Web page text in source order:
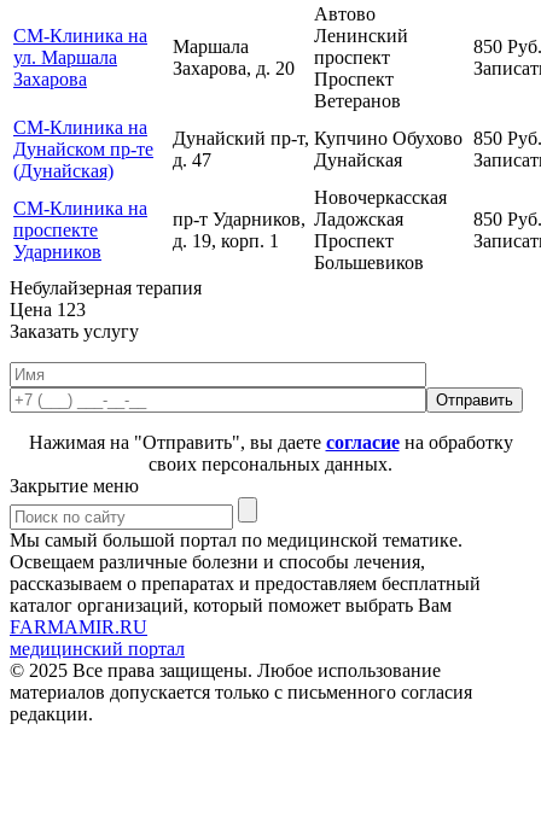
СМ-Клиника на
ул. Маршала
Захарова
Маршала
Захарова, д. 20
Автово
Ленинский
проспект
Проспект
Ветеранов
850 Руб.
СМ-Клиника на
Дунайском пр-те
(Дунайская)
Дунайский пр-т,
д. 47
Купчино Обухово
Дунайская
850 Руб.
СМ-Клиника на
проспекте
Ударников
пр-т Ударников,
д. 19, корп. 1
Новочеркасская
Ладожская
Проспект
Большевиков
850 Руб.
Небулайзерная терапия
Цена 123
Заказать услугу
Нажимая на "Отправить", вы даете согласиена обработку
своих персональных данных.
Закрытие меню
Мы самый большой портал по медицинской тематике.
Освещаем различные болезни и способы лечения,
рассказываем о препаратах и предоставляем бесплатный
каталог организаций, который поможет выбрать Вам
FARMAMIR.RU
медицинский портал
© 2025 Все права защищены. Любое использование
материалов допускается только с письменного согласия
редакции.